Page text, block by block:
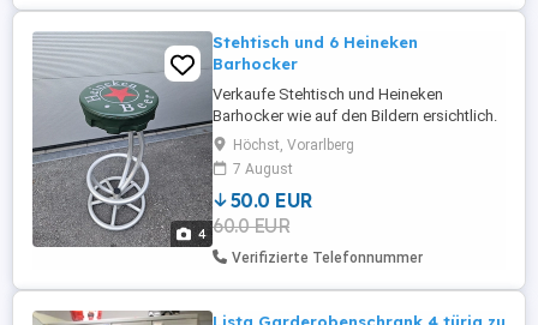
4
Stehtisch und 6 Heineken
Barhocker
Verkaufe Stehtisch und Heineken
Barhocker wie auf den Bildern ersichtlich.
Einzeln zu haben. Z.B. 1 Hocker 60 ...... Bei
Interesse bitte anrufen
Höchst, Vorarlberg
7 August
50.0 EUR
60.0 EUR
Verifizierte Telefonnummer